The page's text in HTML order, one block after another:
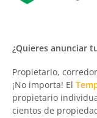
¿Quieres anunciar
Propietario,
¡No importa! El
propietario
cientos de